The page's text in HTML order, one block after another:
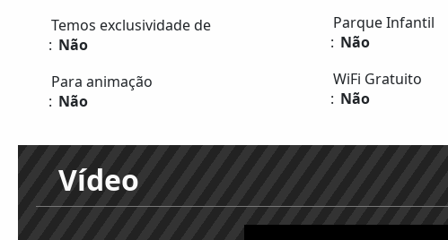
Temos exclusividade de
Não
Para animação
Não
Parque Infantil
Não
WiFi Gratuito
Não
Vídeo